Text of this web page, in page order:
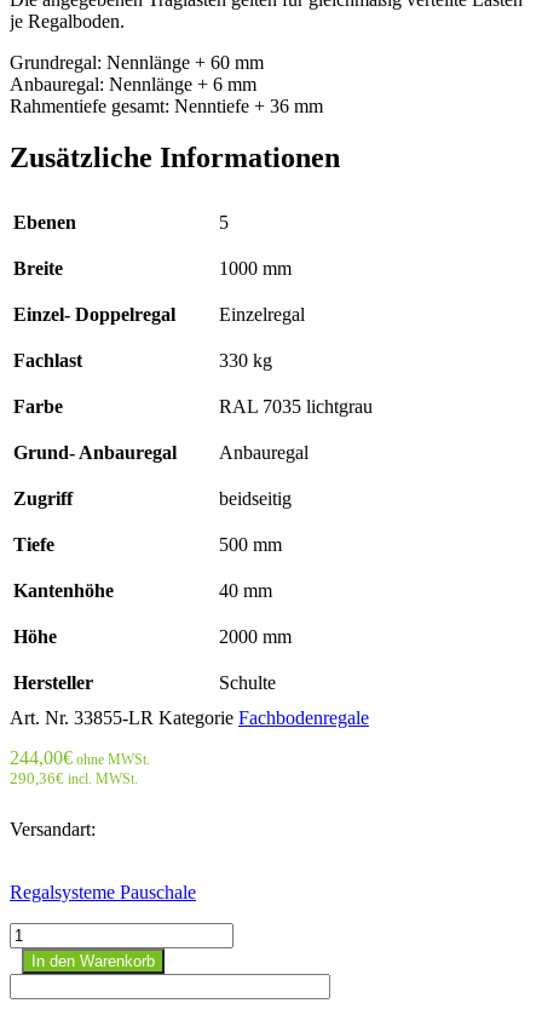
je Regalboden.
Grundregal: Nennlänge + 60 mm
Anbauregal: Nennlänge + 6 mm
Rahmentiefe gesamt: Nenntiefe + 36 mm
Zusätzliche Informationen
Ebenen 5
Breite 1000 mm
Einzel- Doppelregal Einzelregal
Fachlast 330 kg
Farbe RAL 7035 lichtgrau
Grund- Anbauregal Anbauregal
Zugriff beidseitig
Tiefe 500 mm
Kantenhöhe 40 mm
Höhe 2000 mm
Hersteller
Schulte
Art. Nr. 33855-LR Kategorie Fachbodenregale
244,00€ ohne MWSt.
290,36€ incl. MWSt.
Versandart:
Regalsysteme Pauschale
Stecks.Anbaur.mit
Längenriegel
-
2000x1000x500
In den Warenkorb